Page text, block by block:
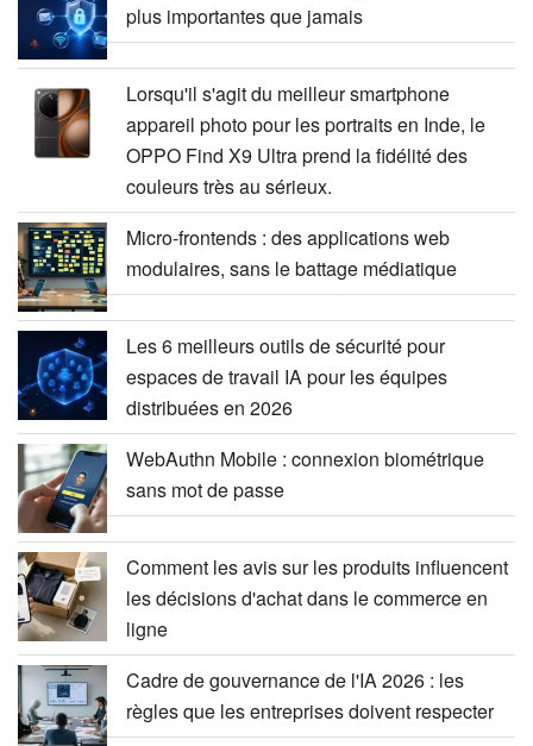
plus importantes que jamais
Lorsqu'il s'agit du meilleur smartphone
appareil photo pour les portraits en Inde, le
OPPO Find X9 Ultra prend la fidélité des
couleurs très au sérieux.
Micro-frontends : des applications web
modulaires, sans le battage médiatique
Les 6 meilleurs outils de sécurité pour
espaces de travail IA pour les équipes
distribuées en 2026
WebAuthn Mobile : connexion biométrique
sans mot de passe
Comment les avis sur les produits influencent
les décisions d'achat dans le commerce en
ligne
Cadre de gouvernance de l'IA 2026 : les
règles que les entreprises doivent respecter